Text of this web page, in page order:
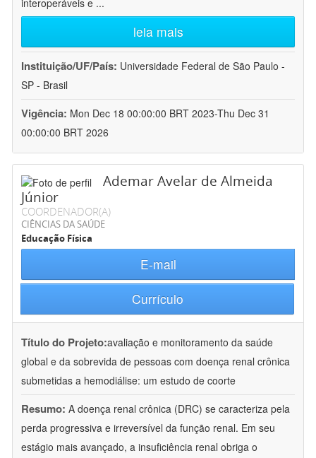
interoperáveis e ...
leia mais
Instituição/UF/País: Universidade Federal de São Paulo -
SP - Brasil
Vigência: Mon Dec 18 00:00:00 BRT 2023-Thu Dec 31
00:00:00 BRT 2026
Ademar Avelar de Almeida
Júnior
COORDENADOR(A)
CIÊNCIAS DA SAÚDE
Educação Física
E-mail
Currículo
Título do Projeto:avaliação e monitoramento da saúde
global e da sobrevida de pessoas com doença renal crônica
submetidas a hemodiálise: um estudo de coorte
Resumo: A doença renal crônica (DRC) se caracteriza pela
perda progressiva e irreversível da função renal. Em seu
estágio mais avançado, a insuficiência renal obriga o